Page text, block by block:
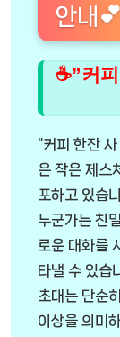
안내💕
☕”커
“커피 한잔
은 작은 제스
포하고 있습
누군가는 친
로운 대화를
타낼 수 있습
초대는 단순
이상을 의미